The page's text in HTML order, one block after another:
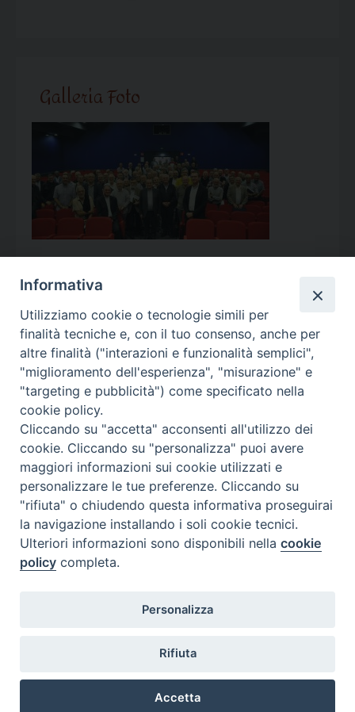
Galleria Foto
Calendario Appuntamenti
<< Ago 2026 >>
l m m g v s
d
27
28
3
4 5 6 7 8
9
10
11 12 13 14 15
17
18 19 21
24 25 26 27 28 29 30
31 1
diaconato@seminario.milano.it
permanenti -
Informativa
Utilizziamo cookie o tecnologie simili per
finalità tecniche e, con il tuo consenso, anche per
altre finalità ("interazioni e funzionalità semplici",
"miglioramento dell'esperienza", "misurazione" e
"targeting e pubblicità") come specificato nella
cookie policy.
Cliccando su "accetta" acconsenti all'utilizzo dei
cookie. Cliccando su "personalizza" puoi avere
maggiori informazioni sui cookie utilizzati e
personalizzare le tue preferenze. Cliccando su
"rifiuta" o chiudendo questa informativa proseguirai
la navigazione installando i soli cookie tecnici.
Ulteriori informazioni sono disponibili nellacookie
policy completa.
Personalizza
Rifiuta
Accetta